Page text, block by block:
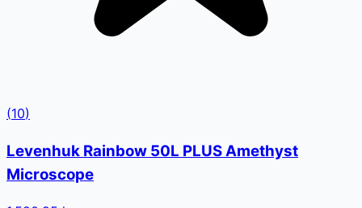
(10)
Levenhuk Rainbow 50L PLUS Amethyst
Microscope